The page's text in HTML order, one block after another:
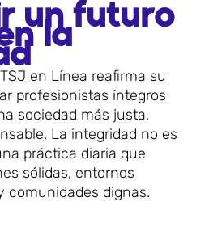
un futuro
la
en Línea reafirma su
profesionistas íntegros
sociedad más justa,
La integridad no es
práctica diaria que
sólidas, entornos
comunidades dignas.